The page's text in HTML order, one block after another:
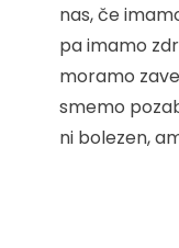
nas, če
pa imamo
moramo
smemo
ni bolezen,